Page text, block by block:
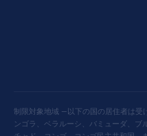
制限対象地域 —以下の国の居住者は受
ンゴラ、ベラルーシ、バミューダ、ブ